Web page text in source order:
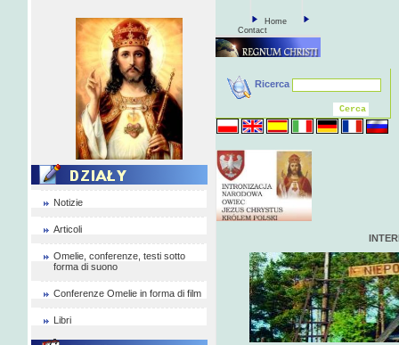
Notizie
Articoli
Omelie, conferenze, testi sotto
forma di suono
Conferenze Omelie in forma di film
Libri
Home
Contact
Ricerca